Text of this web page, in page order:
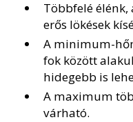
Többfelé élénk,
erős lökések
A minimum-
fok között
hidegebb is
A maximum
várható.